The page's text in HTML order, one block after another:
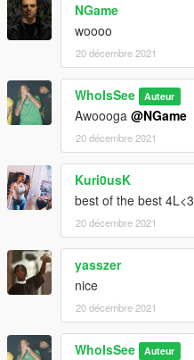
NGame
woooo
20 décembre 2021
WhoIsSee Auteur
Awoooga @NGame
20 décembre 2021
Kuri0usK
best of the best 4L<3
20 décembre 2021
yasszer
nice
20 décembre 2021
WhoIsSee Auteur